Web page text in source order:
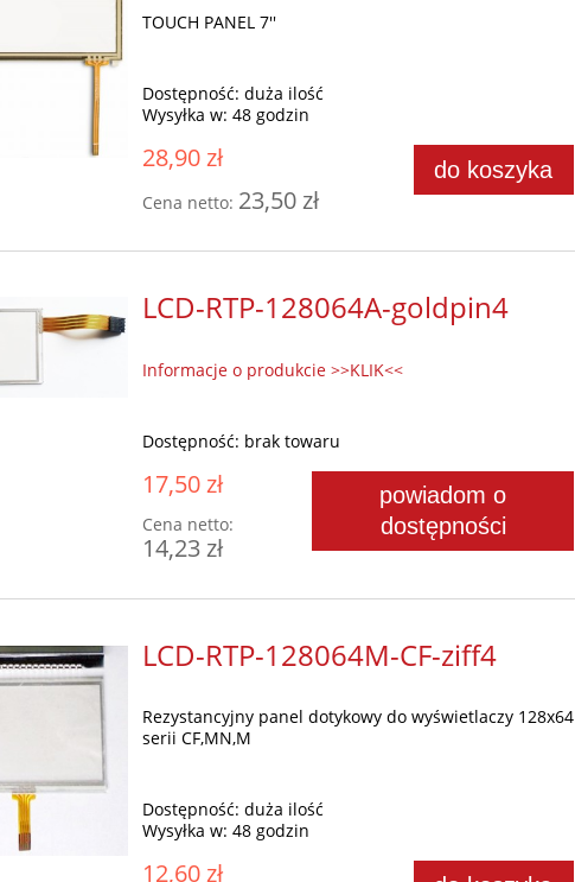
TOUCH PANEL 7''
Dostępność: duża ilość
Wysyłka w: 48 godzin
28,90 zł
Cena netto: 23,50 zł
do koszyka
LCD-RTP-128064A-goldpin4
Informacje o produkcie >>KLIK<<
Dostępność: brak towaru
17,50 zł
Cena netto:
14,23 zł
powiadom o
dostępności
LCD-RTP-128064M-CF-ziff4
Rezystancyjny panel dotykowy do wyświetlaczy 128x64
serii CF,MN,M
Dostępność: duża ilość
Wysyłka w: 48 godzin
12,60 zł